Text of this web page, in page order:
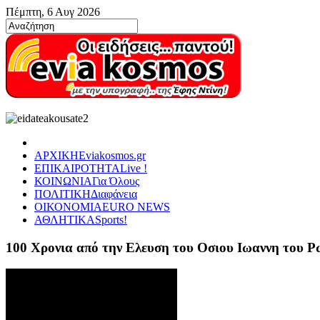
Πέμπτη, 6 Αυγ 2026
ΑΡΧΙΚΗEviakosmos.gr
ΕΠΙΚΑΙΡΟΤΗΤΑLive !
ΚΟΙΝΩΝΙΑΓια Όλους
ΠΟΛΙΤΙΚΗΔιαφάνεια
ΟΙΚΟΝΟΜΙΑEURO NEWS
ΑΘΛΗΤΙΚΑSports!
100 Χρονια από την Ελευση του Οσιου Ιωαννη του